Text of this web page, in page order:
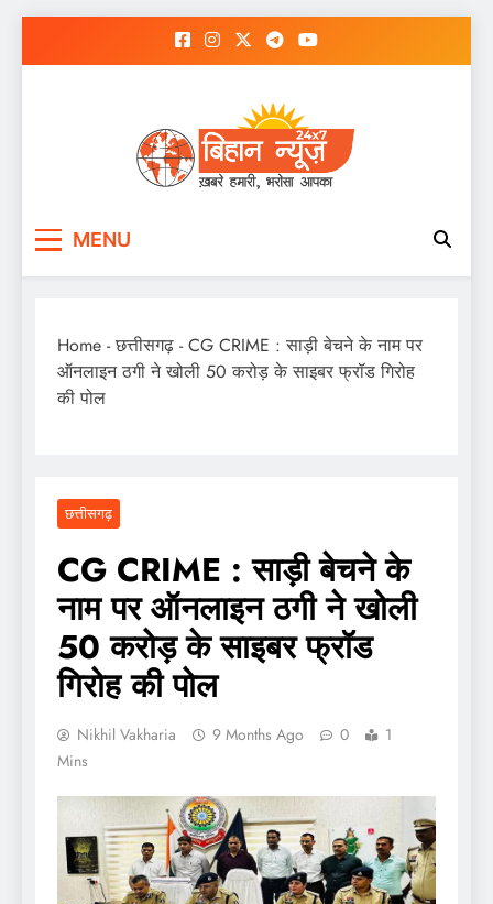
MENU
Home -छत्तीसगढ़ -CG CRIME : साड़ी बेचने के नाम पर
ऑनलाइन ठगी ने खोली 50 करोड़ के साइबर फ्रॉड गिरोह
की पोल
छत्तीसगढ़
CG CRIME : साड़ी बेचने के
नाम पर ऑनलाइन ठगी ने खोली
50 करोड़ के साइबर फ्रॉड
गिरोह की पोल
Nikhil Vakharia 9 Months Ago 0
1
Mins